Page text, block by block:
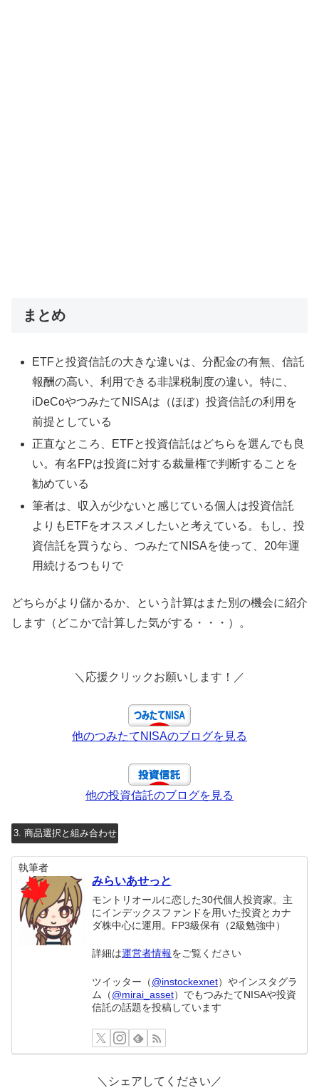
まとめ
ETFと投資信託の大きな違いは、分配金の有無、信託
報酬の高い、利用できる非課税制度の違い。特に、
iDeCoやつみたてNISAは（ほぼ）投資信託の利用を
前提としている
正直なところ、ETFと投資信託はどちらを選んでも良
い。有名FPは投資に対する裁量権で判断することを
勧めている
筆者は、収入が少ないと感じている個人は投資信託
よりもETFをオススメしたいと考えている。もし、投
資信託を買うなら、つみたてNISAを使って、20年運
用続けるつもりで
どちらがより儲かるか、という計算はまた別の機会に紹介
します（どこかで計算した気がする・・・）。
＼応援クリックお願いします！／
他のつみたてNISAのブログを見る
他の投資信託のブログを見る
3. 商品選択と組み合わせ
執筆者
みらいあせっと
モントリオールに恋した30代個人投資家。主
にインデックスファンドを用いた投資とカナ
ダ株中心に運用。FP3級保有（2級勉強中）
詳細は運営者情報をご覧ください
ツイッター（@instockexnet）やインスタグラ
ム（@mirai_asset）でもつみたてNISAや投資
信託の話題を投稿しています
＼シェアしてください／